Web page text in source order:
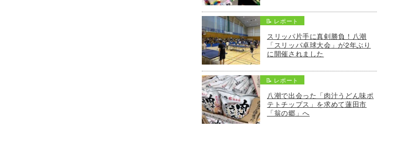
📝 レポート
スリッパ片手に真剣勝負！八潮
「スリッパ卓球大会」が2年ぶり
に開催されました
📝 レポート
八潮で出会った「肉汁うどん味ポ
テトチップス」を求めて蓮田市
「翁の郷」へ